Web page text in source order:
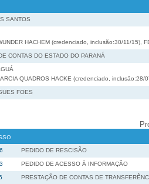
SANTOS
HACHEM (credenciado, inclusão:30/11/15),
CONTAS DO ESTADO DO PARANÁ
QUADROS HACKE (credenciado,
FOES
PEDIDO DE RESCISÃO
PEDIDO DE ACESSO À INFORMAÇÃO
PRESTAÇÃO DE CONTAS DE